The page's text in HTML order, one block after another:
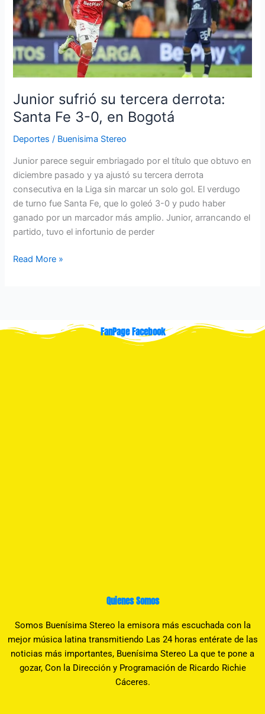
Junior sufrió su tercera derrota:
Santa Fe 3-0, en Bogotá
Deportes / Buenisima Stereo
Junior parece seguir embriagado por el título que obtuvo en
diciembre pasado y ya ajustó su tercera derrota
consecutiva en la Liga sin marcar un solo gol. El verdugo
de turno fue Santa Fe, que lo goleó 3-0 y pudo haber
ganado por un marcador más amplio. Junior, arrancando el
partido, tuvo el infortunio de perder
derrota:
Santa
Fe
3-
0,
en
Bogotá
Read More »
FanPage Facebook
Quienes Somos
Somos Buenísima Stereo la emisora más escuchada con la
mejor música latina transmitiendo Las 24 horas entérate de las
noticias más importantes, Buenísima Stereo La que te pone a
gozar, Con la Dirección y Programación de Ricardo Richie
Cáceres.